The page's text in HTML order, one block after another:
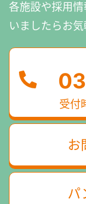
各施設や採用
いましたらお
受付
パ
お